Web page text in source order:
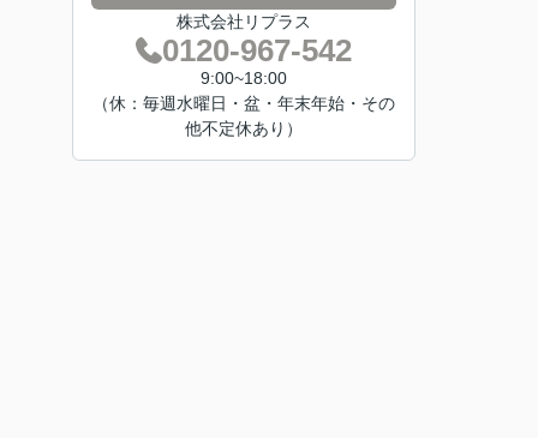
株式会社リプラス
0120-967-542
9:00~18:00
（休：毎週水曜日・盆・年末年始・その
他不定休あり）